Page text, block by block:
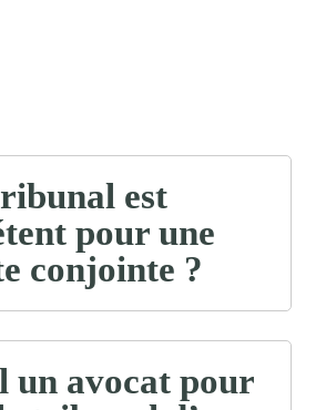
est
pour une
conjointe ?
un avocat pour